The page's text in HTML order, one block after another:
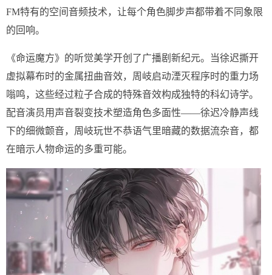
FM特有的空间音频技术，让每个角色脚步声都带着不同象限
的回响。
《命运魔方》的听觉美学开创了广播剧新纪元。当徐迟撕开
虚拟幕布时的金属扭曲音效，周岐启动湮灭程序时的重力场
嗡鸣，这些经过粒子合成的特殊音效构成独特的科幻诗学。
配音演员用声音裂变技术塑造角色多面性——徐迟冷静声线
下的细微颤音，周岐玩世不恭语气里暗藏的数据流杂音，都
在暗示人物命运的多重可能。